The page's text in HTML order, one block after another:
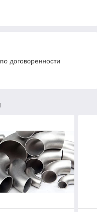
договоренности